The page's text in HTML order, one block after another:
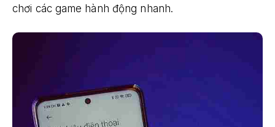
chơi các game hành động nhanh.